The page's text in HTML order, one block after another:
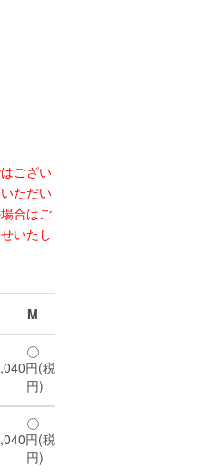
ござい
ただい
合はご
いたし
M
円(税640
円)
円(税640
円)